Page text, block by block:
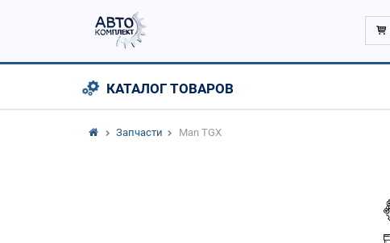
КАТАЛОГ ТОВАРОВ
Запчасти Man TGX